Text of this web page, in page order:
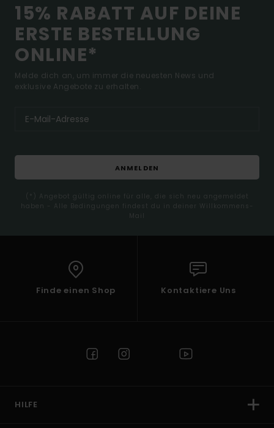
15% RABATT AUF DEINE
ERSTE BESTELLUNG
ONLINE*
Melde dich an, um immer die neuesten News und
exklusive Angebote zu erhalten.
ANMELDEN
(*) Angebot gültig online für alle, die sich neu angemeldet
haben - Alle Bedingungen findest du in deiner Willkommens-
Mail
Finde einen Shop Kontaktiere Uns
HILFE